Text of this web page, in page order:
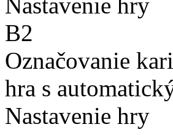
B2
Označovanie
hra s
Nastavenie hry